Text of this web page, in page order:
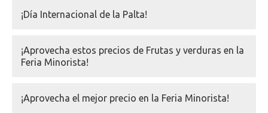
¡Día Internacional de la Palta!
¡Aprovecha estos precios de Frutas y verduras en la
Feria Minorista!
¡Aprovecha el mejor precio en la Feria Minorista!